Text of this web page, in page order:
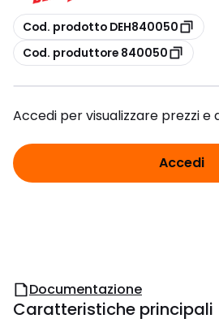
copia
Cod. prodotto DEH840050
copia
Cod. produttore 840050
Accedi per visualizzare prezzi e
Accedi
Documentazione
Caratteristiche principali